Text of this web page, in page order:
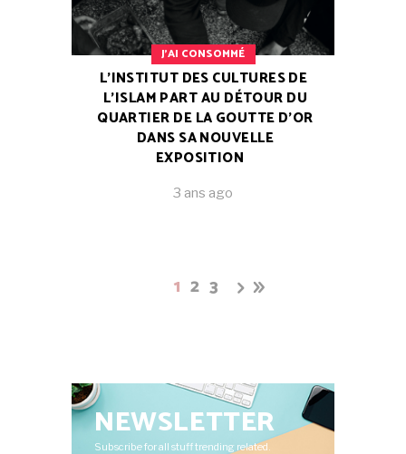
J'AI CONSOMMÉ
L’INSTITUT DES CULTURES DE
L’ISLAM PART AU DÉTOUR DU
QUARTIER DE LA GOUTTE D’OR
DANS SA NOUVELLE
EXPOSITION
3 ans ago
1 2 3
NEWSLETTER
Subscribe for all stuff trending related.